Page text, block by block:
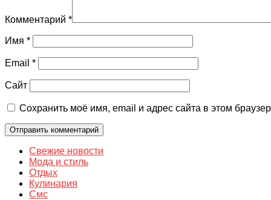
Комментарий *
Имя *
Email *
Сайт
Сохранить моё имя, email и адрес сайта в этом
Свежие новости
Мода и стиль
Отдых
Кулинария
Смс